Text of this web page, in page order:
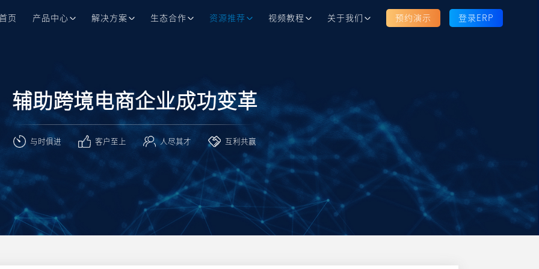
页 产品中心 解决方案 生态合作 资源推荐 视频教程 关于我们 预约演示 登录ERP
辅助跨境电商企业成功变革
与时俱进 客户至上 人尽其才 互利共赢